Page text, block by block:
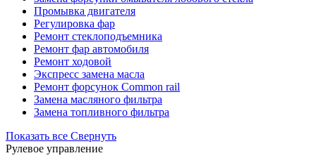
Промывка двигателя
Регулировка фар
Ремонт стеклоподъемника
Ремонт фар автомобиля
Ремонт ходовой
Экспресс замена масла
Ремонт форсунок Common rail
Замена масляного фильтра
Замена топливного фильтра
Показать все Свернуть
Рулевое управление